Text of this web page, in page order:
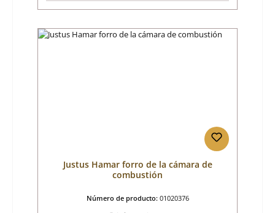
Justus Hamar forro de la cámara de
combustión
Número de producto: 01020376